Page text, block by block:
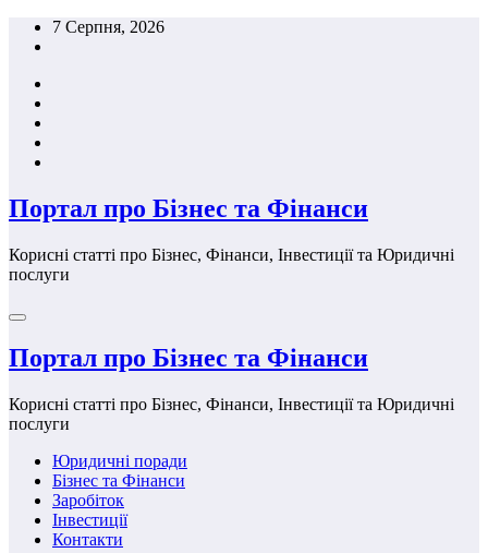
Перейти7 Серпня, 2026
Портал про Бізнес та Фінанси
Корисні статті про Бізнес, Фінанси, Інвестиції та Юридичні
послуги
Портал про Бізнес та Фінанси
Корисні статті про Бізнес, Фінанси, Інвестиції та Юридичні
послуги
Юридичні поради
Бізнес та Фінанси
Заробіток
Інвестиції
Контакти